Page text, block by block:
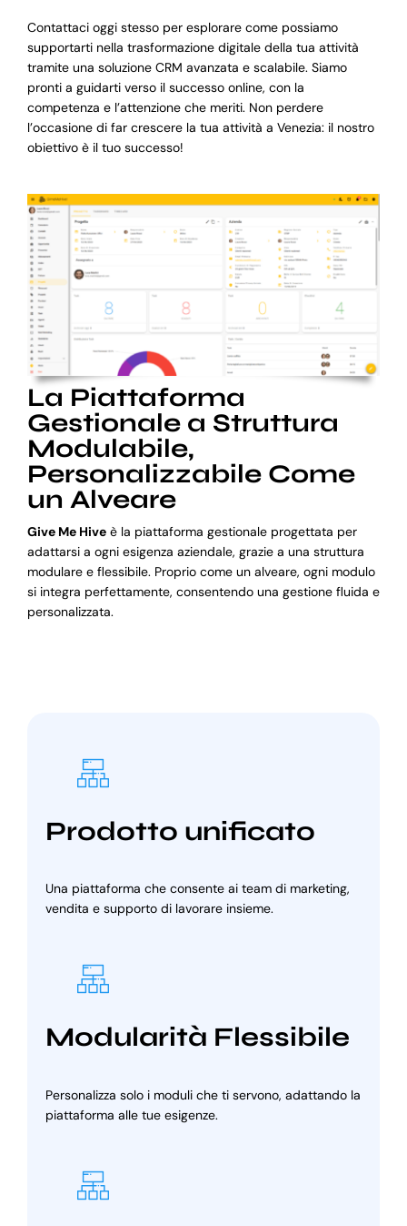
Contattaci oggi stesso per esplorare come possiamo
supportarti nella trasformazione digitale della tua attività
tramite una soluzione CRM avanzata e scalabile. Siamo
pronti a guidarti verso il successo online, con la
competenza e l’attenzione che meriti. Non perdere
l’occasione di far crescere la tua attività a Venezia: il nostro
obiettivo è il tuo successo!
La Piattaforma
Gestionale a Struttura
Modulabile,
Personalizzabile Come
un Alveare
Give Me Hiveè la piattaforma gestionale progettata per
adattarsi a ogni esigenza aziendale, grazie a una struttura
modulare e flessibile. Proprio come un alveare, ogni modulo
si integra perfettamente, consentendo una gestione fluida e
personalizzata.
Prodotto unificato
Una piattaforma che consente ai team di marketing,
vendita e supporto di lavorare insieme.
Modularità Flessibile
Personalizza solo i moduli che ti servono, adattando la
piattaforma alle tue esigenze.